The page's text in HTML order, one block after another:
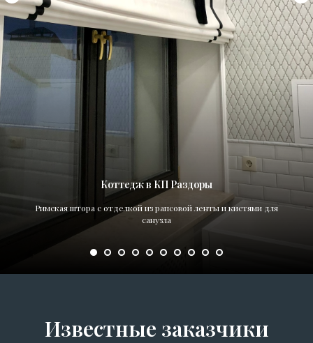
Коттедж в КП Раздоры
Римская штора с отделкой из рапсовой ленты и кистями для
санузла
Известные заказчики